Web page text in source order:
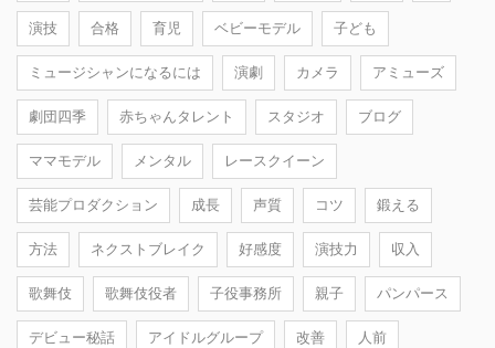
演技 合格 育児 ベビーモデル 子ども
ミュージシャンになるには 演劇 カメラ アミューズ
劇団四季 赤ちゃんタレント スタジオ ブログ
ママモデル メンタル レースクイーン
芸能プロダクション 成長 声質 コツ 鍛える
方法 ネクストブレイク 好感度 演技力 収入
歌舞伎 歌舞伎役者 子役事務所 親子 パンパース
デビュー秘話 アイドルグループ 改善 人前